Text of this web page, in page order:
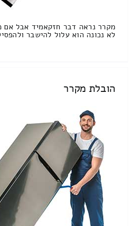
מקרר נראה דבר חזקאמיד אבל אם
לא נכונה הוא עלול להישבר
הובלת מקרר